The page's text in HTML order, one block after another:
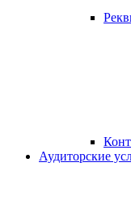
Аудиторские